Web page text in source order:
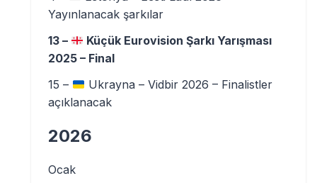
Yayınlanacak şarkılar
13 –
Küçük Eurovision Şarkı Yarışması
2025 – Final
15 –
Ukrayna – Vidbir 2026 – Finalistler
açıklanacak
2026
Ocak